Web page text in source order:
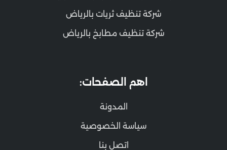
شركة تنظيف ثريات بالرياض
شركة تنظيف مطابخ بالرياض
اهم الصفحات:
المدونة
سياسة الخصوصية
اتصل بنا